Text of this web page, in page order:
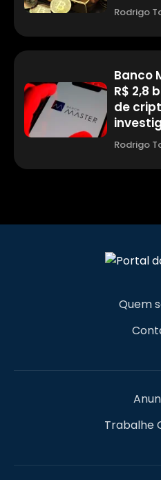
Rodrigo
Banco
R$ 2,8
de
Rodrigo
Quem
Trabalhe